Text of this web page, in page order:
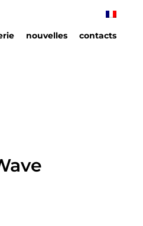
nouvelles contacts